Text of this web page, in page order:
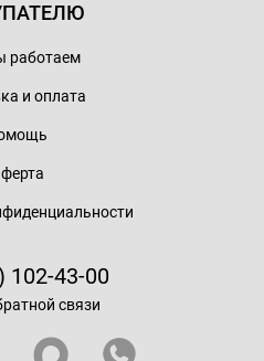
работаем
и оплата
102-43-00
связи